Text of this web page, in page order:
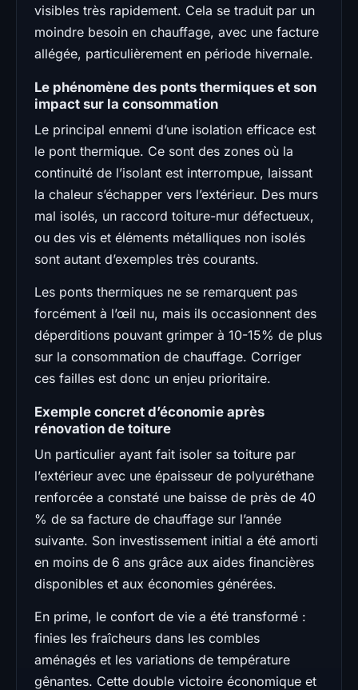
visibles très rapidement. Cela se traduit par un
moindre besoin en chauffage, avec une facture
allégée, particulièrement en période hivernale.
Le phénomène des ponts thermiques et son
impact sur la consommation
Le principal ennemi d’une isolation efficace est
le pont thermique. Ce sont des zones où la
continuité de l’isolant est interrompue, laissant
la chaleur s’échapper vers l’extérieur. Des murs
mal isolés, un raccord toiture-mur défectueux,
ou des vis et éléments métalliques non isolés
sont autant d’exemples très courants.
Les ponts thermiques ne se remarquent pas
forcément à l’œil nu, mais ils occasionnent des
déperditions pouvant grimper à 10-15% de plus
sur la consommation de chauffage. Corriger
ces failles est donc un enjeu prioritaire.
Exemple concret d’économie après
rénovation de toiture
Un particulier ayant fait isoler sa toiture par
l’extérieur avec une épaisseur de polyuréthane
renforcée a constaté une baisse de près de 40
% de sa facture de chauffage sur l’année
suivante. Son investissement initial a été amorti
en moins de 6 ans grâce aux aides financières
disponibles et aux économies générées.
En prime, le confort de vie a été transformé :
finies les fraîcheurs dans les combles
aménagés et les variations de température
gênantes. Cette double victoire économique et